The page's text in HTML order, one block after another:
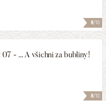
8/10
8/10
07 - … A všichni za bubliny!